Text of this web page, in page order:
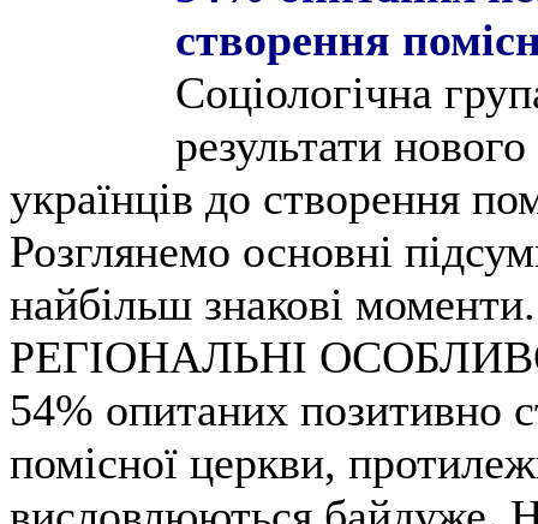
створення
Соціологічна
результати
українців до створення
Розглянемо основні
найбільш знакові моменти.
РЕГІОНАЛЬНІ
54% опитаних позитивно
помісної церкви,